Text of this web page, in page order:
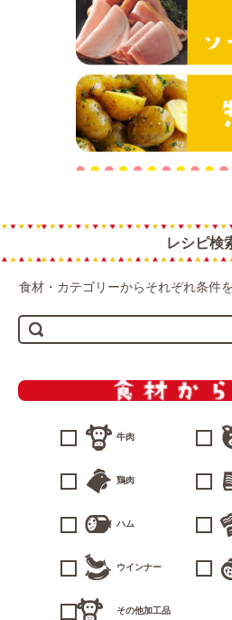
レシピ検
食材・カテゴリーからそれぞれ条件
牛肉
鶏肉
ハム
ウインナー
その他加工品